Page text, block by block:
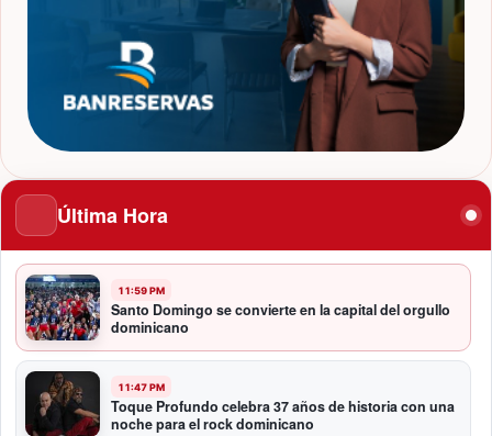
Última Hora
11:59 PM
Santo Domingo se convierte en la capital del orgullo
dominicano
11:47 PM
Toque Profundo celebra 37 años de historia con una
noche para el rock dominicano